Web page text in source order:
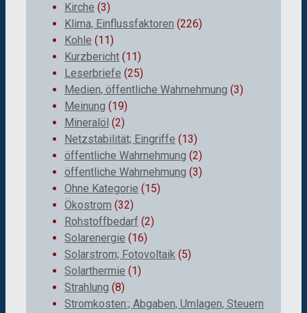
Kirche (3)
Klima, Einflussfaktoren (226)
Kohle (11)
Kurzbericht (11)
Leserbriefe (25)
Medien, öffentliche Wahrnehmung (3)
Meinung (19)
Mineralöl (2)
Netzstabilität; Eingriffe (13)
öffentliche Wahrnehmung (2)
öffentliche Wahrnehmung (3)
Ohne Kategorie (15)
Ökostrom (32)
Rohstoffbedarf (2)
Solarenergie (16)
Solarstrom; Fotovoltaik (5)
Solarthermie (1)
Strahlung (8)
Stromkosten:; Abgaben, Umlagen, Steuern